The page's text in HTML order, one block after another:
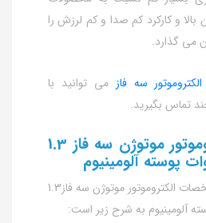
بالا و کارکرد کم صدا و کم لرزش را
می گذارد.
سه فازمی توانید با
تماس بگیرید.
مشخصات الکتروموتور موتوژن سه فاز 1.3
برخی از مهم ترین مشخصات الکتروموتور موتوژن سه فاز1.3